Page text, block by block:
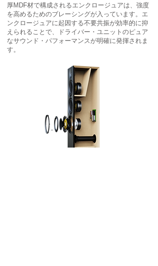
厚MDF材で構成されるエンクロージュアは、強度
を高めるためのブレーシングが入っています。エ
ンクロージュアに起因する不要共振が効率的に抑
えられることで、ドライバー・ユニットのピュア
なサウンド・パフォーマンスが明確に発揮されま
す。